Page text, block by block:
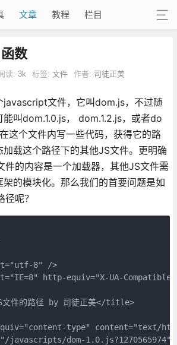
文章 教程 栏目
数
读: 3k 标签: 文件 作者: 司徒正美
javascript文件，它叫dom.js，不过随
叫dom.1.0.js， dom.1.2.js，或者do
这个文件内写一些代码，获得它的路
载这个路径下的其他JS文件。更明确
件的内容是一个加载器，其他JS文件需
的模块化。那么我们的首要问题是如
径呢？
8" />
http-equiv="X-UA-
件的路径 by 司徒正美</title>
type" content="text/
javascripts/dom-1.0.js?1270565974"